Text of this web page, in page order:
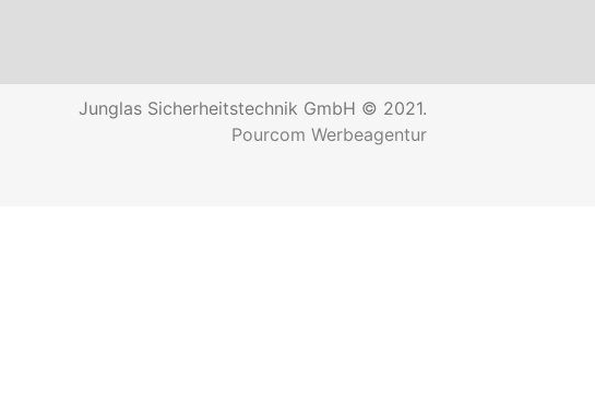
Junglas Sicherheitstechnik GmbH © 2021.
Pourcom Werbeagentur